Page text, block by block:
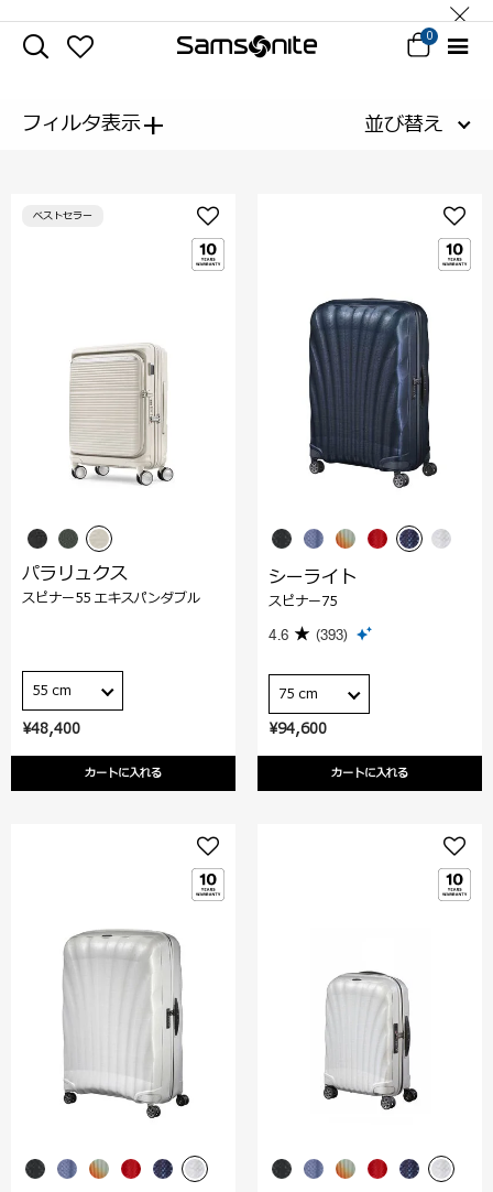
0
フィルタ表示+ 並び替え
¥48,400
カートに入れる
ベストセラー
パラリュクス
スピナー55 エキスパンダブル
55 cm
¥94,600
カートに入れる
シーライト
スピナー75
4.6 (393)
75 cm